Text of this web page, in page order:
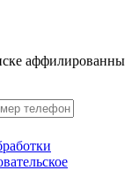
аффилированны